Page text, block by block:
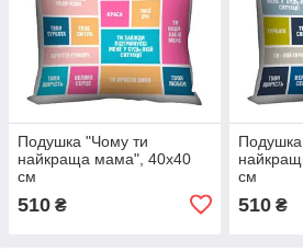
Подушка "Чому ти
найкраща мама", 40х40
см
510 ₴
см
510₴